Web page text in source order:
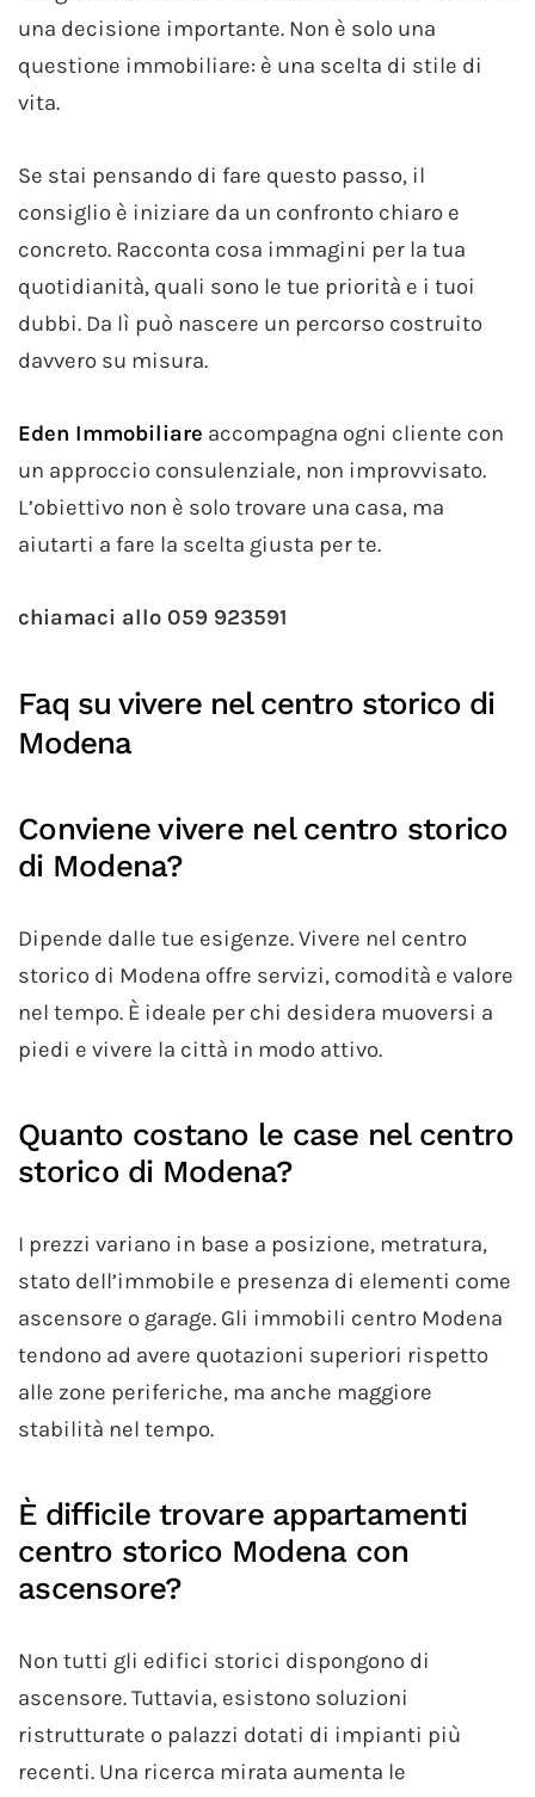
una decisione importante. Non è solo una
questione immobiliare: è una scelta di stile di
vita.
Se stai pensando di fare questo passo, il
consiglio è iniziare da un confronto chiaro e
concreto. Racconta cosa immagini per la tua
quotidianità, quali sono le tue priorità e i tuoi
dubbi. Da lì può nascere un percorso costruito
davvero su misura.
Eden Immobiliare accompagna ogni cliente con
un approccio consulenziale, non improvvisato.
L’obiettivo non è solo trovare una casa, ma
aiutarti a fare la scelta giusta per te.
chiamaci allo 059 923591
Faq su vivere nel centro storico di
Modena
Conviene vivere nel centro storico
di Modena?
Dipende dalle tue esigenze. Vivere nel centro
storico di Modena offre servizi, comodità e valore
nel tempo. È ideale per chi desidera muoversi a
piedi e vivere la città in modo attivo.
Quanto costano le case nel centro
storico di Modena?
I prezzi variano in base a posizione, metratura,
stato dell’immobile e presenza di elementi come
ascensore o garage. Gli immobili centro Modena
tendono ad avere quotazioni superiori rispetto
alle zone periferiche, ma anche maggiore
stabilità nel tempo.
È difficile trovare appartamenti
centro storico Modena con
ascensore?
Non tutti gli edifici storici dispongono di
ascensore. Tuttavia, esistono soluzioni
ristrutturate o palazzi dotati di impianti più
recenti. Una ricerca mirata aumenta le